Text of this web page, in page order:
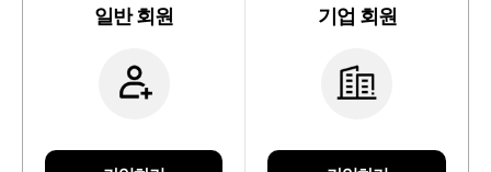
일반 회원 기업 회원